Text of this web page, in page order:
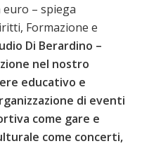
euro – spiega
Formazione e
Di Berardino –
nel nostro
educativo e
di eventi
come gare e
come concerti,